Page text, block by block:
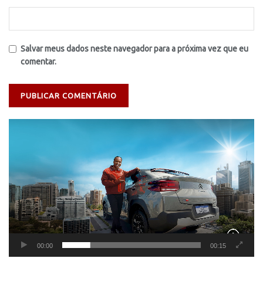
Salvar meus dados neste navegador para a próxima vez que eu
comentar.
00:00 00:15